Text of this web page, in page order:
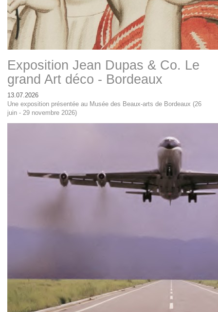
Exposition Jean Dupas & Co. Le
grand Art déco - Bordeaux
13.07.2026
Une exposition présentée au Musée des Beaux-arts de Bordeaux (26
juin - 29 novembre 2026)